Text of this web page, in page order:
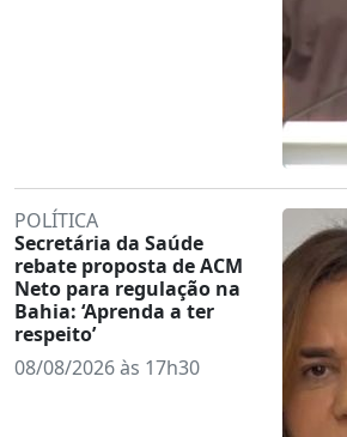
POLÍTICA
Secretária da Saúde
rebate proposta de ACM
Neto para regulação na
Bahia: ‘Aprenda a ter
respeito’
08/08/2026 às 17h30